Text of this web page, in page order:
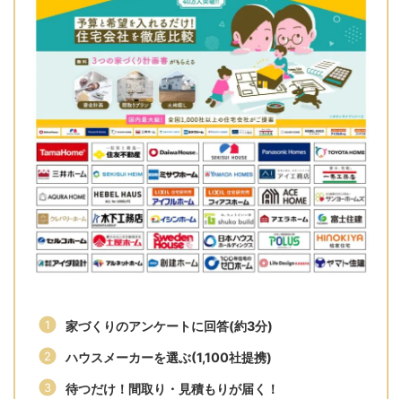
家づくりのアンケートに回答(約3分)
ハウスメーカーを選ぶ(1,100社提携)
待つだけ！間取り・見積もりが届く！